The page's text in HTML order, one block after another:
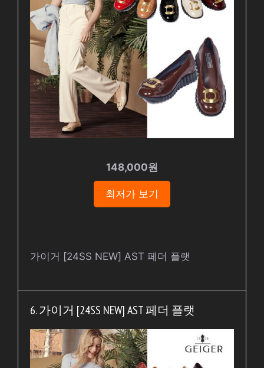
148,000원
최저가 보기
가이거 [24SS NEW] AST 페더 플랫
6. 가이거 [24SS NEW] AST 페더 플랫